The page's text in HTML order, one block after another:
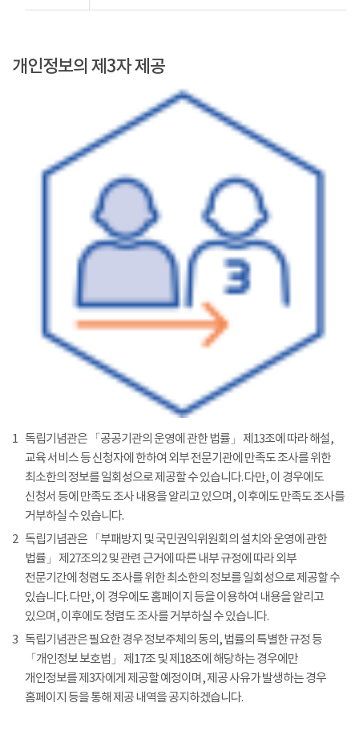
개인정보의 제3자 제공
1 독립기념관은 「공공기관의 운영에 관한 법률」 제13조에 따라 해설,
교육 서비스 등 신청자에 한하여 외부 전문기관에 만족도 조사를 위한
최소한의 정보를 일회성으로 제공할 수 있습니다. 다만, 이 경우에도
신청서 등에 만족도 조사 내용을 알리고 있으며, 이후에도 만족도 조사를
거부하실 수 있습니다.
2 독립기념관은 「부패방지 및 국민권익위원회의 설치와 운영에 관한
법률」 제27조의2 및 관련 근거에 따른 내부 규정에 따라 외부
전문기간에 청렴도 조사를 위한 최소한의 정보를 일회성으로 제공할 수
있습니다. 다만, 이 경우에도 홈페이지 등을 이용하여 내용을 알리고
있으며, 이후에도 청렴도 조사를 거부하실 수 있습니다.
3 독립기념관은 필요한 경우 정보주체의 동의, 법률의 특별한 규정 등
「개인정보 보호법」 제17조 및 제18조에 해당하는 경우에만
개인정보를 제3자에게 제공할 예정이며, 제공 사유가 발생하는 경우
홈페이지 등을 통해 제공 내역을 공지하겠습니다.